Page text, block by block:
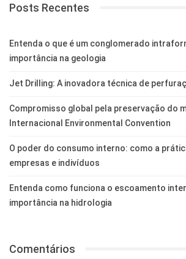
Posts Recentes
Entenda o que é um conglomerado
importância na geologia
Jet Drilling: A inovadora técnica de
Compromisso global pela preservação do
Internacional Environmental Convention
O poder do consumo interno: como a
empresas e indivíduos
Entenda como funciona o escoamento
importância na hidrologia
Comentários